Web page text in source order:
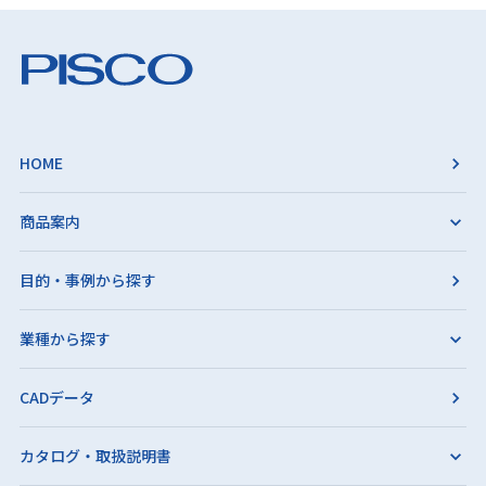
HOME
商品案内
目的・事例から探す
業種から探す
CADデータ
カタログ・取扱説明書